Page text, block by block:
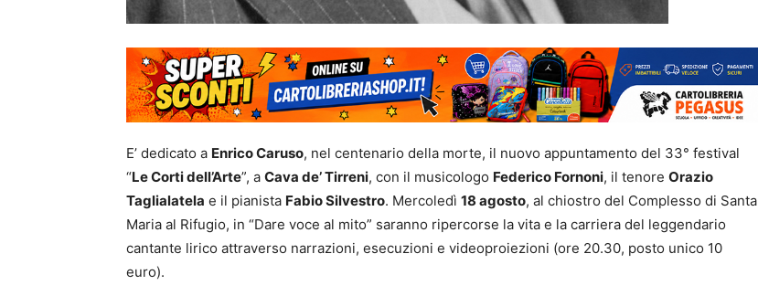
E’ dedicato a Enrico Caruso, nel centenario della morte, il nuovo appuntamento del 33° festival
“Le Corti dell’Arte”, a Cava de’ Tirreni, con il musicologo Federico Fornoni, il tenore Orazio
Taglialatela e il pianista Fabio Silvestro. Mercoledì 18 agosto, al chiostro del Complesso di Santa
Maria al Rifugio, in “Dare voce al mito” saranno ripercorse la vita e la carriera del leggendario
cantante lirico attraverso narrazioni, esecuzioni e videoproiezioni (ore 20.30, posto unico 10
euro).